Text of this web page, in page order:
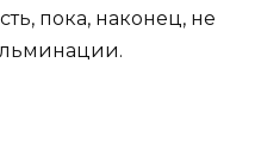
пока, наконец, не